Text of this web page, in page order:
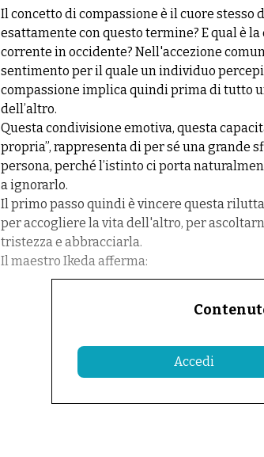
Il concetto di compassione è il cuore stesso
esattamente con questo termine? E qual è
corrente in occidente? Nell'accezione
sentimento per il quale un individuo
compassione implica quindi prima di tutto
dell’altro.
Questa condivisione emotiva, questa
propria”, rappresenta di per sé una grande
persona, perché l’istinto ci porta
a ignorarlo.
Il primo passo quindi è vincere questa
per accogliere la vita dell'altro, per
tristezza e abbracciarla.
Il maestro Ikeda afferma:
Accedi